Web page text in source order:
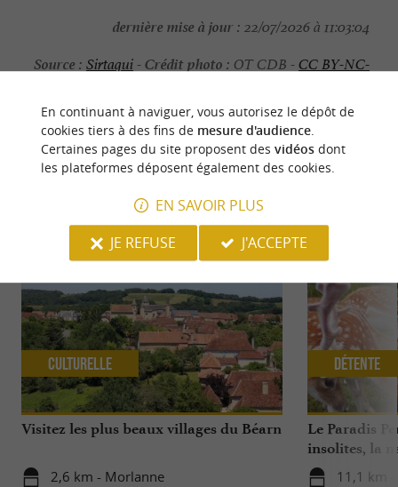
dernière mise à jour : 22/07/2026 à 11:03:04
Source : Sirtaqui-Crédit photo : OT CDB -CC BY-NC-
NOUS AVONS TESTÉPOUR VOUS
Visitez les plus beaux villages du Béarn
2,6 km - Morlanne
Culturelle
Le Paradis
insolites, la
sauvages …
11,1 km
Détente
En continuant à naviguer, vous autorisez le dépôt de
cookies tiers à des fins de mesure d'audience.
Certaines pages du site proposent des vidéosdont
les plateformes déposent également des cookies.
EN SAVOIR PLUS
JE REFUSE
J'ACCEPTE